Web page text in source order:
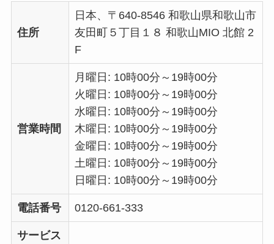
住所
日本、〒640-8546 和歌山県和歌山市
友田町５丁目１８ 和歌山MIO 北館 2
F
営業時間
月曜日: 10時00分～19時00分
火曜日: 10時00分～19時00分
水曜日: 10時00分～19時00分
木曜日: 10時00分～19時00分
金曜日: 10時00分～19時00分
土曜日: 10時00分～19時00分
日曜日: 10時00分～19時00分
電話番号 0120-661-333
サービス